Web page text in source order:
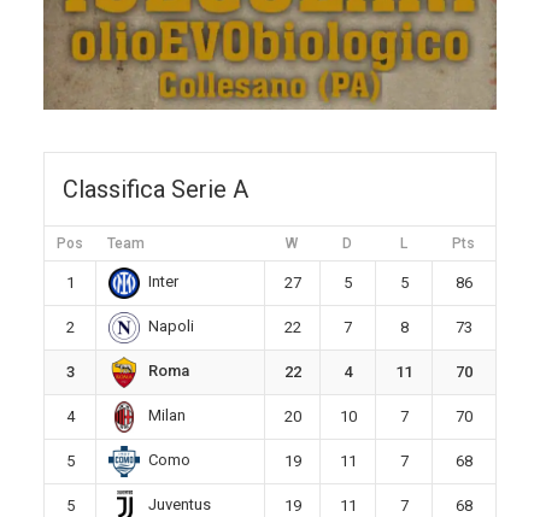
Classifica Serie A
Pos Team W D L Pts
1 Inter 27 5 5 86
2 Napoli 22 7 8 73
3 Roma 22 4 11 70
4 Milan 20 10 7 70
5 Como 19 11 7 68
5 Juventus 19 11 7 68